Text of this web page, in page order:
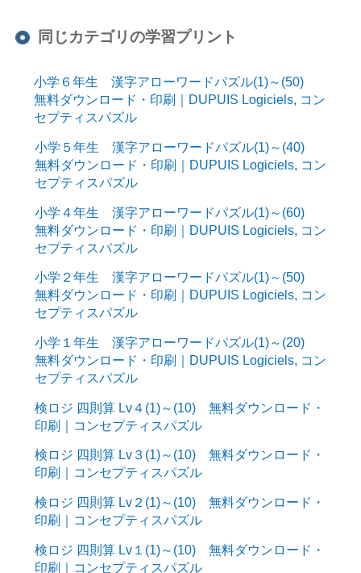
同じカテゴリの学習プリント
小学６年生 漢字アローワードパズル(1)～(50)
無料ダウンロード・印刷｜DUPUIS Logiciels, コン
セプティスパズル
小学５年生 漢字アローワードパズル(1)～(40)
無料ダウンロード・印刷｜DUPUIS Logiciels, コン
セプティスパズル
小学４年生 漢字アローワードパズル(1)～(60)
無料ダウンロード・印刷｜DUPUIS Logiciels, コン
セプティスパズル
小学２年生 漢字アローワードパズル(1)～(50)
無料ダウンロード・印刷｜DUPUIS Logiciels, コン
セプティスパズル
小学１年生 漢字アローワードパズル(1)～(20)
無料ダウンロード・印刷｜DUPUIS Logiciels, コン
セプティスパズル
検ロジ 四則算 Lv４(1)～(10) 無料ダウンロード・
印刷｜コンセプティスパズル
検ロジ 四則算 Lv３(1)～(10) 無料ダウンロード・
印刷｜コンセプティスパズル
検ロジ 四則算 Lv２(1)～(10) 無料ダウンロード・
印刷｜コンセプティスパズル
検ロジ 四則算 Lv１(1)～(10) 無料ダウンロード・
印刷｜コンセプティスパズル